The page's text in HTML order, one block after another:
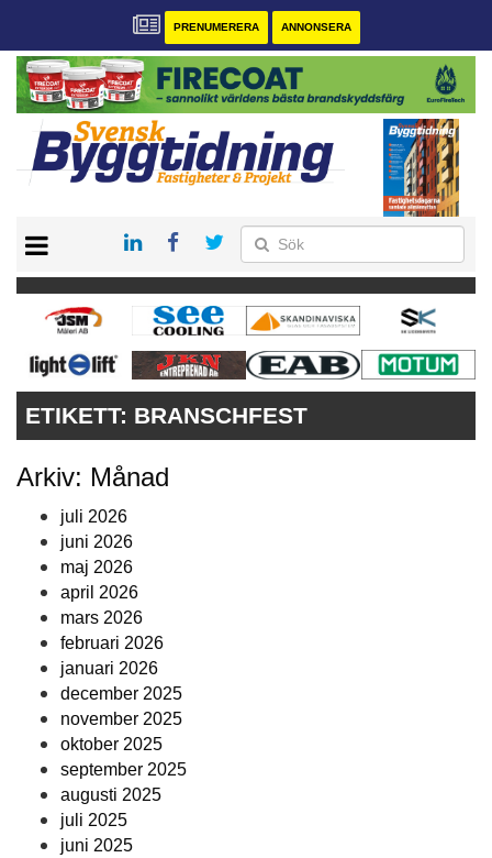
PRENUMERERA ANNONSERA
PRENUMERERA
VÅRA ANDRA MAGASIN
ANNONSERA
ETIKETT: BRANSCHFEST
Arkiv: Månad
juli 2026
juni 2026
maj 2026
april 2026
mars 2026
februari 2026
januari 2026
december 2025
november 2025
oktober 2025
september 2025
augusti 2025
juli 2025
juni 2025